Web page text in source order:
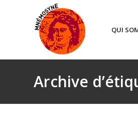
QUI
Archive